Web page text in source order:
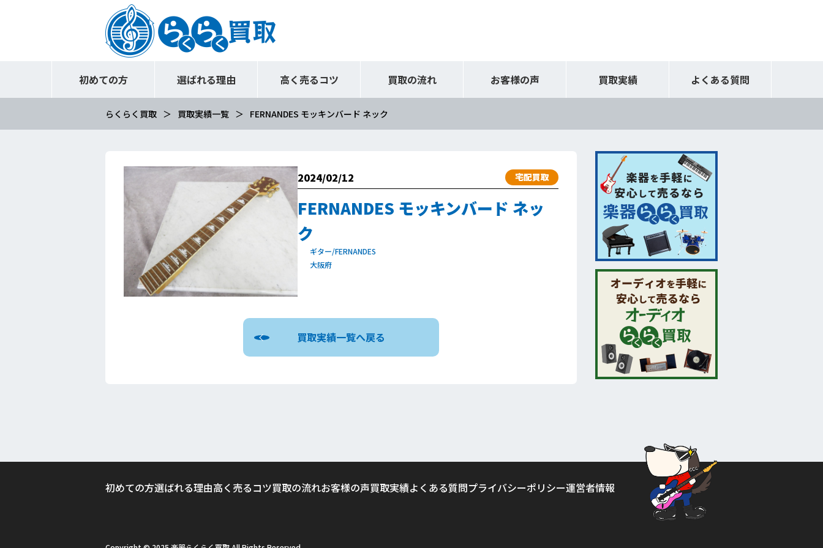
初めての方 選ばれる理由 高く売るコツ 買取の流れ お客様の声 買取実績 よくある質問
らくらく買取 買取実績一覧 FERNANDES モッキンバード ネック
2024/02/12 宅配買取
FERNANDES モッキンバード ネッ
ク
ギター/FERNANDES
大阪府
買取実績一覧へ戻る
初めての方選ばれる理由高く売るコツ買取の流れお客様の声買取実績よくある質問プライバシーポリシー運営者情報